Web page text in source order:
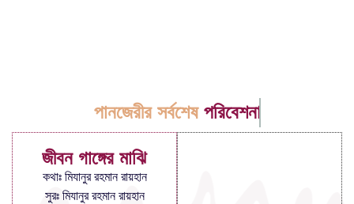
পানজেরীর সর্বশেষ পরিবেশনা
জীবন গাঙ্গের মাঝি
কথাঃ মিযানুর রহমান রায়হান
সুরঃ মিযানুর রহমান রায়হান